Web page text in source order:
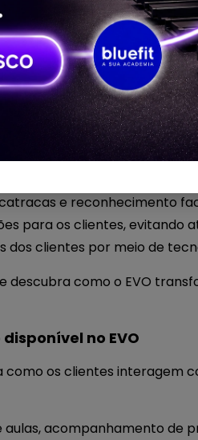
é o controle de
a satisfação e a
de resolver problemas
para os clientes. Isso
promove uma
EVO no controle de
e reconhecimento
para os clientes, evitando
dos clientes por meio de
e descubra como o EVO
no EVO
como os clientes interagem
acompanhamento de